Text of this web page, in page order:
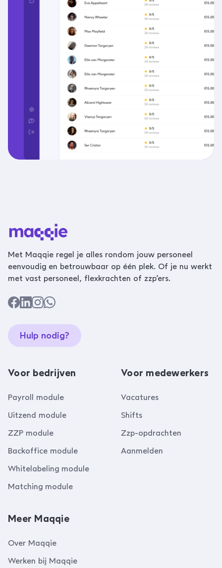
Met Maqqie regel je alles rondom jouw personeel
eenvoudig en betrouwbaar op één plek. Of je nu werkt
met vast personeel, flexkrachten of zzp’ers.
Hulp nodig?
Voor bedrijven
Payroll module
Uitzend module
ZZP module
Backoffice module
Whitelabeling module
Matching module
Voor medewerkers
Vacatures
Shifts
Zzp-opdrachten
Aanmelden
Meer Maqqie
Over Maqqie
Werken bij Maqqie